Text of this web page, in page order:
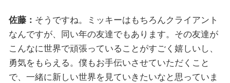
佐藤： そうですね。ミッキーはもちろんクライアント
なんですが、同い年の友達でもあります。その友達が
こんなに世界で頑張っていることがすごく嬉しいし、
勇気をもらえる。僕もお手伝いさせていただくこと
で、一緒に新しい世界を見ていきたいなと思っていま